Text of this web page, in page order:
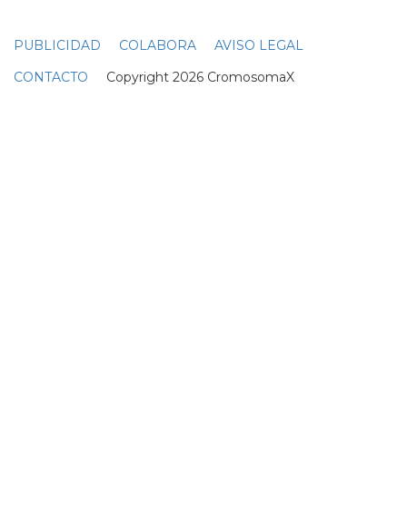
PUBLICIDAD COLABORA
AVISO LEGAL
CONTACTO Copyright 2026 CromosomaX